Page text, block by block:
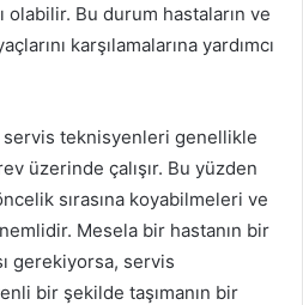
olabilir. Bu durum hastaların ve
karşılamalarına yardımcı
servis teknisyenleri genellikle
üzerinde çalışır. Bu yüzden
sırasına koyabilmeleri ve
Mesela bir hastanın bir
gerekiyorsa, servis
bir şekilde taşımanın bir